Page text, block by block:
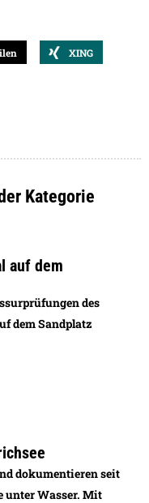
XING
Kategorie
auf dem
des
dem Sandplatz
dokumentieren seit
unter Wasser. Mit